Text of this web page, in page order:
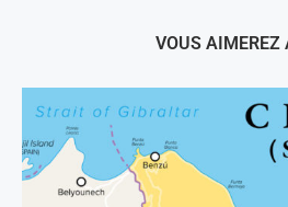
VOUS AIMEREZ